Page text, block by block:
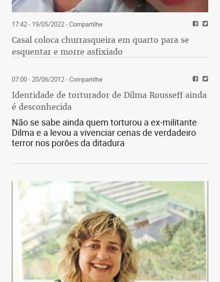
17:42 - 19/05/2022- Compartilhe
Casal coloca churrasqueira em quarto para se
esquentar e morre asfixiado
07:00 - 20/06/2012- Compartilhe
Identidade de torturador de Dilma Rousseff ainda
é desconhecida
Não se sabe ainda quem torturou a ex-militante
Dilma e a levou a vivenciar cenas de verdadeiro
terror nos porões da ditadura